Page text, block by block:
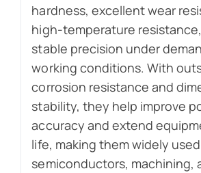
hardness, excellent wear
high-temperature
stable precision under
working conditions. With
corrosion resistance and
stability, they help improve
accuracy and extend
life, making them widely
semiconductors, machining,